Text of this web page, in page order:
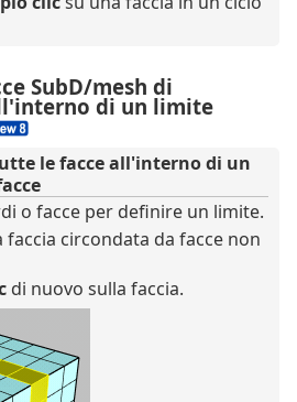
SubD/mesh di
di un limite
le facce all'interno di un
o facce per definire un limite.
faccia circondata da facce non
di nuovo sulla faccia.